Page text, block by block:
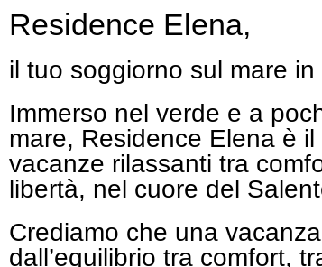
Residence Elena,
il tuo soggiorno sul mare
Immerso nel verde e a
mare, Residence Elena è
vacanze rilassanti tra
libertà, nel cuore del
Crediamo che una
dall’equilibrio tra comfort,